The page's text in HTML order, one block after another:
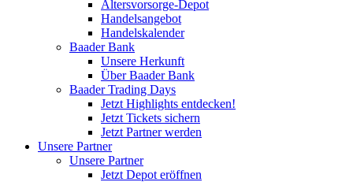
Altersvorsorge-Depot
Handelsangebot
Handelskalender
Baader Bank
Unsere Herkunft
Über Baader Bank
Baader Trading Days
Jetzt Highlights entdecken!
Jetzt Tickets sichern
Jetzt Partner werden
Unsere Partner
Unsere Partner
Jetzt Depot eröffnen